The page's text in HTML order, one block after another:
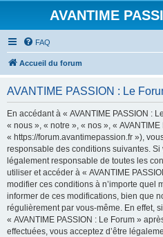
AVANTIME
FAQ
Accueil du forum
AVANTIME PASSION : Le
En accédant à « AVANTIME PASSION :
« nous », « notre », « nos », «
« https://forum.avantimepassion.fr »),
responsable des conditions suivantes. Si
légalement responsable de toutes les
utiliser et accéder à « AVANTIME
modifier ces conditions à n’importe quel
informer de ces modifications, bien que
régulièrement par vous-même. En effet,
« AVANTIME PASSION : Le Forum »
effectuées, vous acceptez d’être